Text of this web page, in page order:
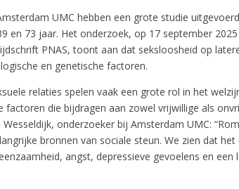
UMC hebben een grote studie
en 73 jaar. Het onderzoek, op 17 september
PNAS, toont aan dat seksloosheid op
en genetische factoren.
relaties spelen vaak een grote rol in het
factoren die bijdragen aan zowel vrijwillige als
onderzoeker bij Amsterdam UMC:
bronnen van sociale steun. We zien dat
angst, depressieve gevoelens en een